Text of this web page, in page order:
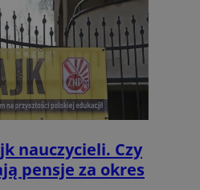
nauczycieli. Czy
pensje za okres